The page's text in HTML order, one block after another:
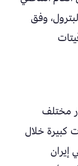
البترول، وفق
مختلف
كبيرة خلال
إيران